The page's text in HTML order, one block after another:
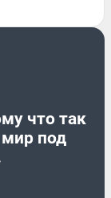
что так
под